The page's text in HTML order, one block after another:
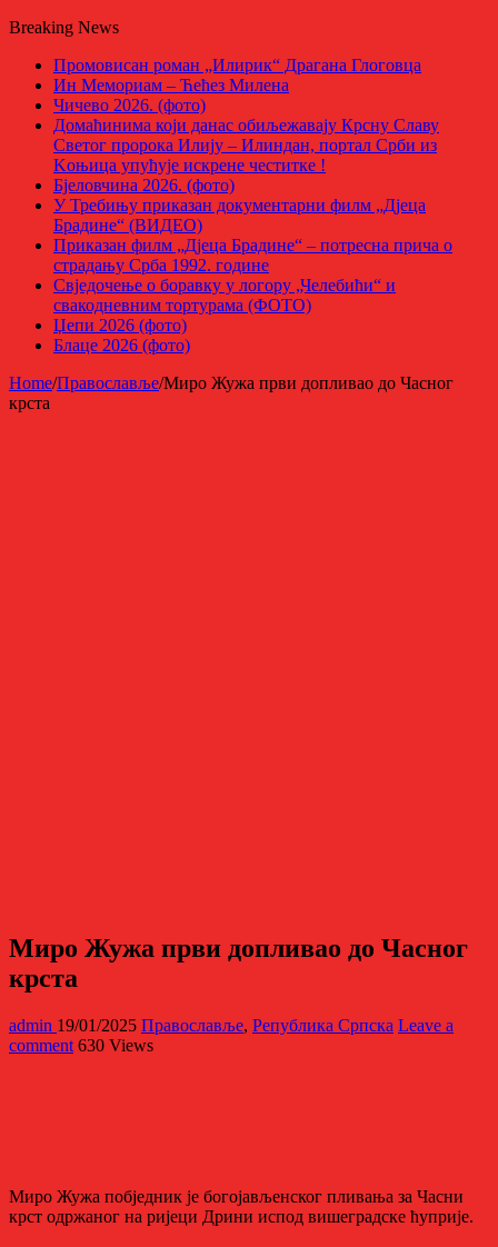
Breaking News
Промовисан роман „Илирик“ Драгана Глоговца
Ин Мемориам – Ћећез Милена
Чичево 2026. (фото)
Домаћинима који данас обиљежавају Крсну Славу
Светог пророка Илију – Илиндан, портал Срби из
Kоњица упућује искрене честитке !
Бјеловчина 2026. (фото)
У Требињу приказан документарни филм „Дјеца
Брадине“ (ВИДЕО)
Приказан филм „Дјеца Брадине“ – потресна прича о
страдању Срба 1992. године
Свједочење о боравку у логору „Челебићи“ и
свакодневним тортурама (ФОТО)
Џепи 2026 (фото)
Блаце 2026 (фото)
Home/Православље/Миро Жужа први допливао до Часног
крста
Миро Жужа први допливао до Часног
крста
admin 19/01/2025 Православље, Република Српска Leave a
comment 630 Views
Миро Жужа побједник је богојављенског пливања за Часни
крст одржаног на ријеци Дрини испод вишеградске ћуприје.